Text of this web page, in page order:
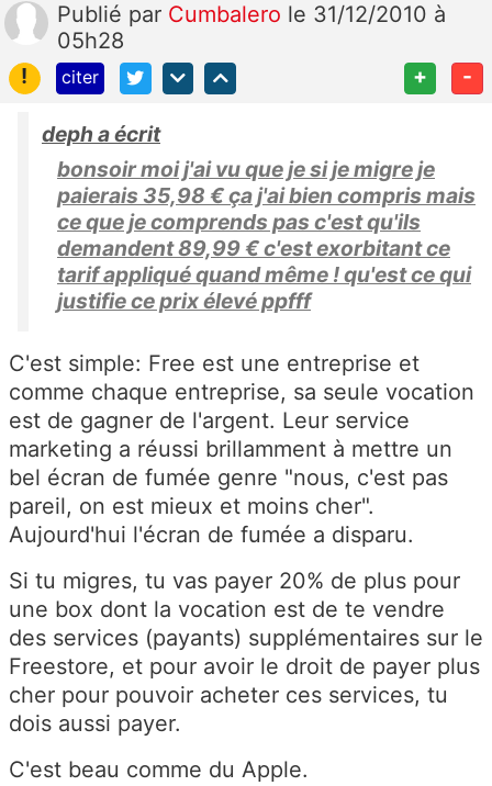
Publié par Cumbalero le 31/12/2010 à
05h28
!
citer + -
deph a écrit
bonsoir moi j'ai vu que je si je migre je
paierais 35,98 € ça j'ai bien compris mais
ce que je comprends pas c'est qu'ils
demandent 89,99 € c'est exorbitant ce
tarif appliqué quand même ! qu'est ce qui
justifie ce prix élevé ppfff
C'est simple: Free est une entreprise et
comme chaque entreprise, sa seule vocation
est de gagner de l'argent. Leur service
marketing a réussi brillamment à mettre un
bel écran de fumée genre "nous, c'est pas
pareil, on est mieux et moins cher".
Aujourd'hui l'écran de fumée a disparu.
Si tu migres, tu vas payer 20% de plus pour
une box dont la vocation est de te vendre
des services (payants) supplémentaires sur le
Freestore, et pour avoir le droit de payer plus
cher pour pouvoir acheter ces services, tu
dois aussi payer.
C'est beau comme du Apple.